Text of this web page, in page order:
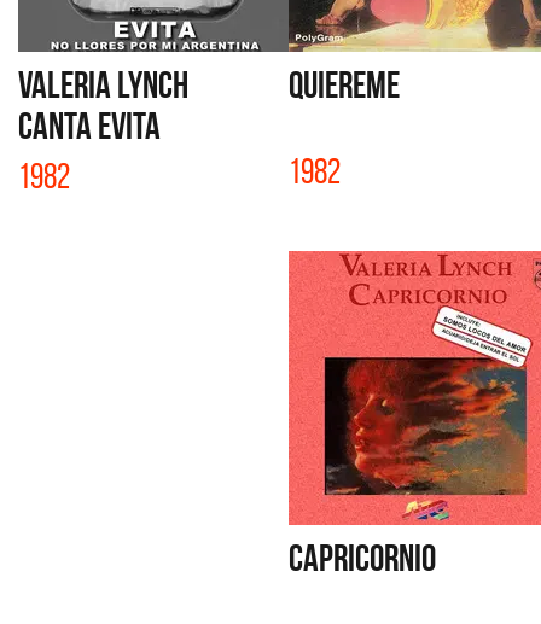
VALERIA LYNCH
CANTA EVITA
1982
QUIEREME
1982
CAPRICORNIO